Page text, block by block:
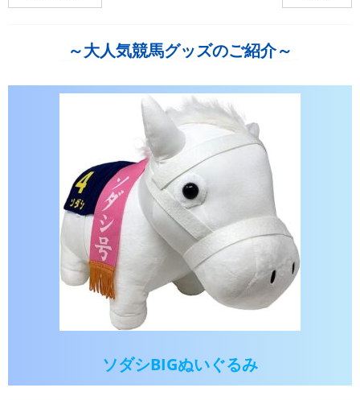
～大人気競馬グッズのご紹介～
ソダシBIGぬいぐるみ